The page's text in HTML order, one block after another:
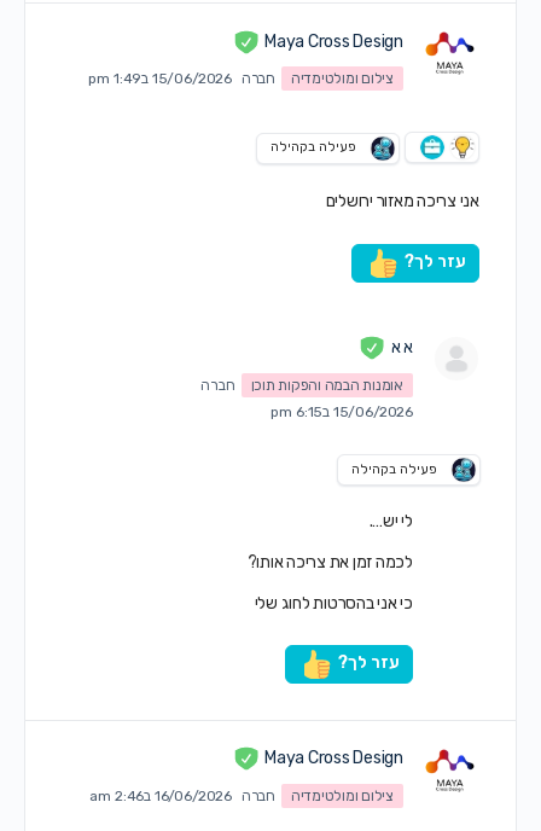
Maya Cross Design
צילום ומולטימדיה חברה 15/06/2026 ב1:49 pm
פעילה בקהילה
אני צריכה מאזור ירושלים
עזר לך?
א א
אומנות הבמה והפקות תוכן
חברה
15/06/2026 ב6:15 pm
פעילה בקהילה
לי יש….
לכמה זמן את צריכה אותו?
כי אני בהסרטות לחוג שלי
עזר לך?
Maya Cross Design
צילום ומולטימדיה חברה 16/06/2026 ב2:46 am